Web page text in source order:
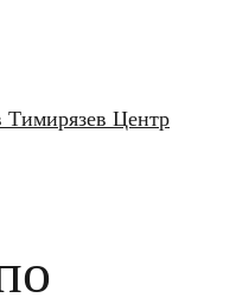
Тимирязев Центр